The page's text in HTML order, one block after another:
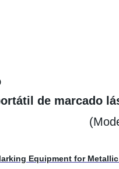
de marcado